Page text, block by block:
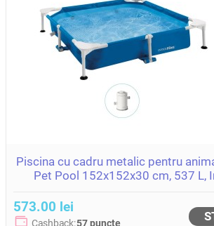
Piscina cu cadru metalic pentru
Pet Pool 152x152x30 cm, 537 L,
573.00 lei
Cashback:57 puncte